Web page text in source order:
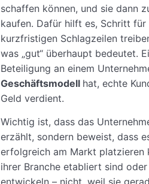
schaffen können, und sie dann
kaufen. Dafür hilft es, Schritt
kurzfristigen Schlagzeilen
was „gut“ überhaupt bedeutet.
Beteiligung an einem
Geschäftsmodell hat, echte
Geld verdient.
Wichtig ist, dass das
erzählt, sondern beweist, dass
erfolgreich am Markt platzieren
ihrer Branche etabliert sind